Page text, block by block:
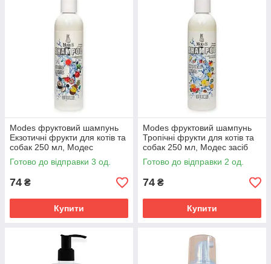
Modes фруктовий шампунь
Екзотичні фрукти для котів та
собак 250 мл, Модес
відновлюючий засіб для
грумінгу шерсті
Готово до відправки 3 од.
74 ₴
Купити
Modes фруктовий шампунь
Тропічні фрукти для котів та
собак 250 мл, Модес засіб
для грумінгу шерсті та об'єму
Готово до відправки 2 од.
74 ₴
Купити